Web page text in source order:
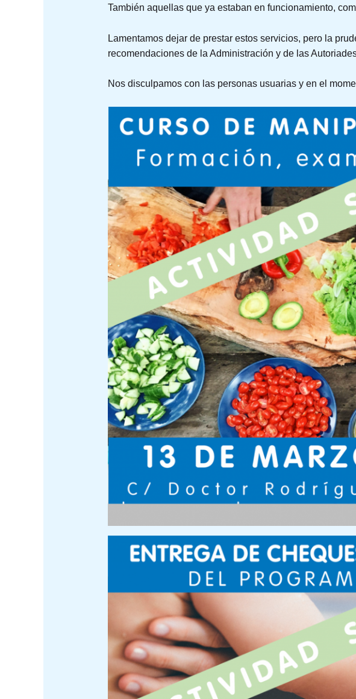
También aquellas que ya estaban en funcionamiento,
Lamentamos dejar de prestar estos servicios, pero la
recomendaciones de la Administración y de las
Nos disculpamos con las personas usuarias y en el